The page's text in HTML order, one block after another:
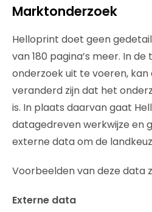
Marktonderzoek
Helloprint doet geen
van 180 pagina’s meer. In
onderzoek uit te voeren, kan
veranderd zijn dat het
is. In plaats daarvan gaat
datagedreven werkwijze en
externe data om de
Voorbeelden van deze data
Externe data